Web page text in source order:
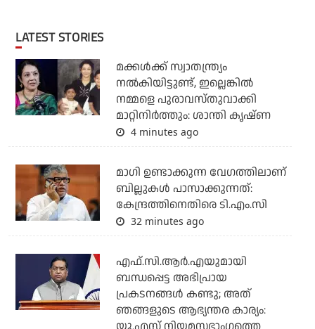
LATEST STORIES
മക്കൾക്ക് സ്വാതന്ത്ര്യം
നൽകിയിട്ടുണ്ട്, ഇല്ലെങ്കിൽ
നമ്മളെ പുരാവസ്തുവാക്കി
മാറ്റിനിർത്തും: ശാന്തി കൃഷ്ണ
4 minutes ago
മാഗി ഉണ്ടാക്കുന്ന വേഗത്തിലാണ്
ബില്ലുകള്‍ പാസാക്കുന്നത്:
കേന്ദ്രത്തിനെതിരെ ടി.എം.സി
32 minutes ago
എഫ്.സി.ആര്‍.എയുമായി
ബന്ധപ്പെട്ട അഭിപ്രായ
പ്രകടനങ്ങള്‍ കണ്ടു; അത്
ഞങ്ങളുടെ ആഭ്യന്തര കാര്യം: